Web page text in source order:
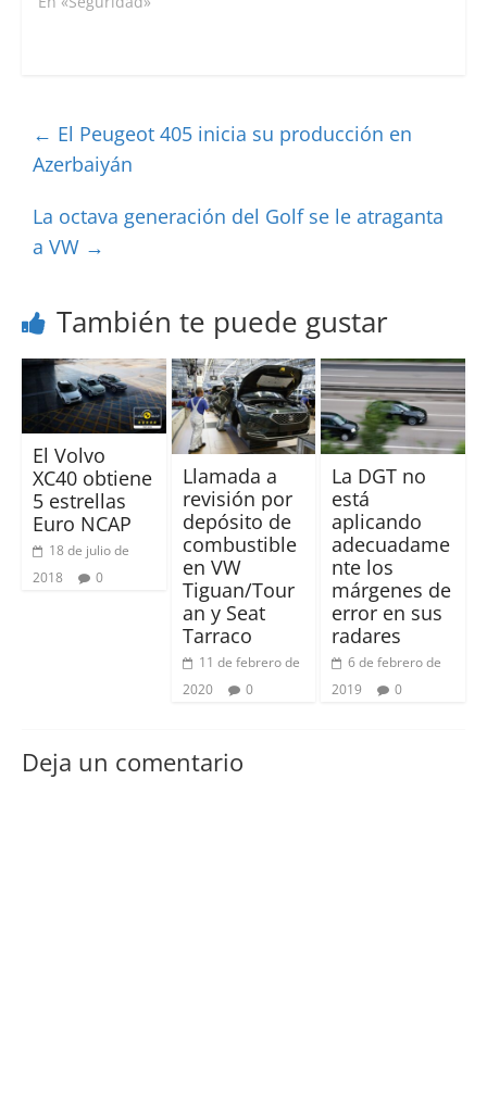
← El Peugeot 405 inicia su producción en
Azerbaiyán
La octava generación del Golf se le atraganta
a VW →
También te puede gustar
El Volvo
XC40 obtiene
5 estrellas
Euro NCAP
18 de julio de
2018
0
Llamada a
revisión por
depósito de
combustible
en VW
Tiguan/Tour
an y Seat
Tarraco
11 de febrero de
2020
0
La DGT no
está
aplicando
adecuadame
nte los
márgenes de
error en sus
radares
6 de febrero de
2019
0
Deja un comentario